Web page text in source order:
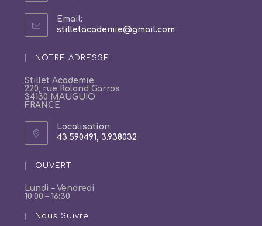
Email:
stilletacademie@gmail.comS’ouvre
NOTRE ADRESSE
Stillet Academie
220, rue Roland Garros
34130 MAUGUIO
FRANCE
Localisation:
43.590491, 3.938032
un
nouvel
OUVERT
Lundi – Vendredi
10:00 – 16:30
Nous Suivre